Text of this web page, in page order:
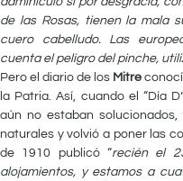
de las Rosas, tienen la mala
cuero cabelludo. Las
cuenta el peligro del pinche,
Pero el diario de los Mitre
la Patria. Así, cuando el “Día
aún no estaban
naturales y volvió a poner las
de 1910 publicó “recién el
alojamientos, y estamos a